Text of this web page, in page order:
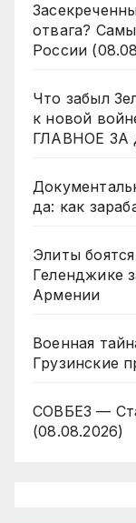
отвага?
России
Что забыл
к новой
ГЛАВНОЕ ЗА
да: как
Элиты
Геленджике
Армении
Военная
Грузинские
СОВБЕЗ —
(08.08.2026)